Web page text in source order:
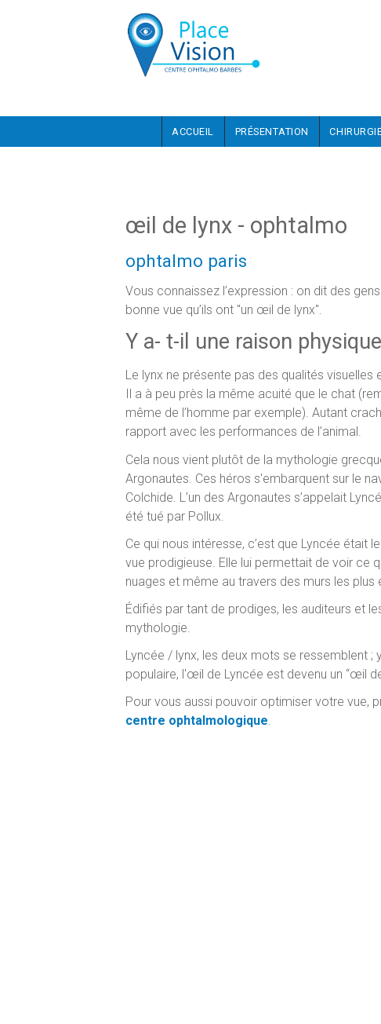
ACCUEIL PRÉSENTATION
œil de lynx - ophtalmo
ophtalmo paris
Vous connaissez l’expression : on dit des
bonne vue qu’ils ont "un œil de lynx".
Y a- t-il une raison
Le lynx ne présente pas des qualités visuelles
Il a à peu près la même acuité que le chat
même de l’homme par exemple). Autant
rapport avec les performances de l’animal.
Cela nous vient plutôt de la mythologie
Argonautes. Ces héros s'embarquent sur le
Colchide. L’un des Argonautes s’appelait
été tué par Pollux.
Ce qui nous intéresse, c’est que Lyncée était
vue prodigieuse. Elle lui permettait de voir ce
nuages et même au travers des murs les plus
Édifiés par tant de prodiges, les auditeurs et
mythologie.
Lyncée / lynx, les deux mots se ressemblent ;
populaire, l'œil de Lyncée est devenu un “œil
Pour vous aussi pouvoir optimiser votre vue,
centre ophtalmologique.